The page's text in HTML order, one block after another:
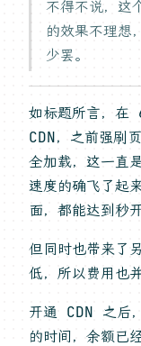
不得不说，这
的效果不理想
少罢。
如标题所言，
CDN，之前强刷
全加载，这一直
速度的确飞了起
面，都能达到秒
但同时也带来了
低，所以费用也并
开通 CDN 之后
的时间，余额已